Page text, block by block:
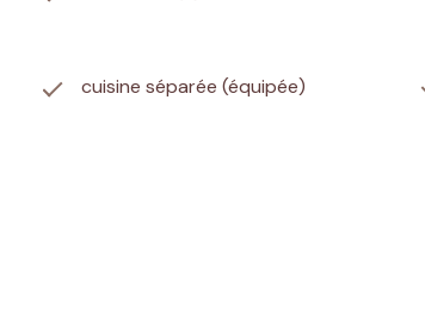
cuisine séparée (équipée)